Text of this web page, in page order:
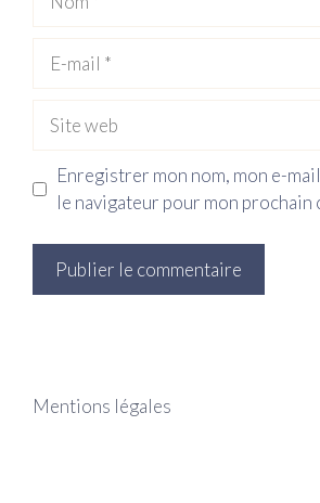
mail
web
Enregistrer mon nom, mon e-
le navigateur pour mon prochain
Mentions légales